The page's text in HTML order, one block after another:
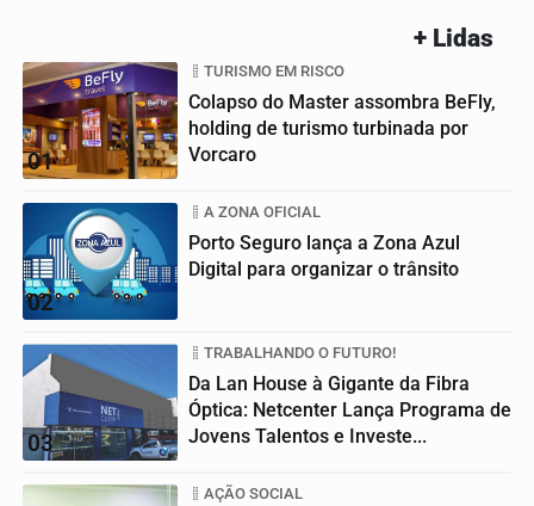
+ Lidas
01
TURISMO EM RISCO
Colapso do Master assombra BeFly,
holding de turismo turbinada por
Vorcaro
02
A ZONA OFICIAL
Porto Seguro lança a Zona Azul
Digital para organizar o trânsito
03
TRABALHANDO O FUTURO!
Da Lan House à Gigante da Fibra
Óptica: Netcenter Lança Programa de
Jovens Talentos e Investe...
AÇÃO SOCIAL